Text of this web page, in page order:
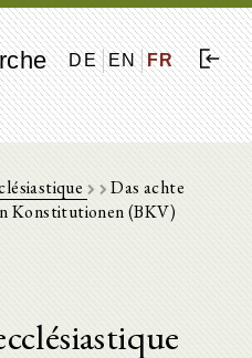
DE EN FR
Das achte
Konstitutionen (BKV)